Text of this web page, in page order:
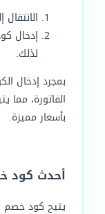
إدخال
لذلك.
بمجرد إدخال
الفاتورة، مما
بأسعار مميزة.
أحدث كود